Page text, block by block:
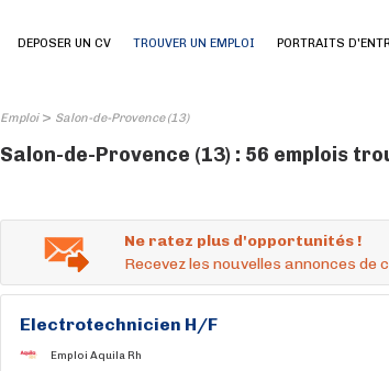
DEPOSER UN CV TROUVER UN EMPLOI PORTRAITS
Emploi> Salon-de-Provence (13)
Salon-de-Provence (13) : 56 emplois
Ne ratez plus d'opportunités !
Recevez les nouvelles annonces
Electrotechnicien H/F
Emploi Aquila Rh